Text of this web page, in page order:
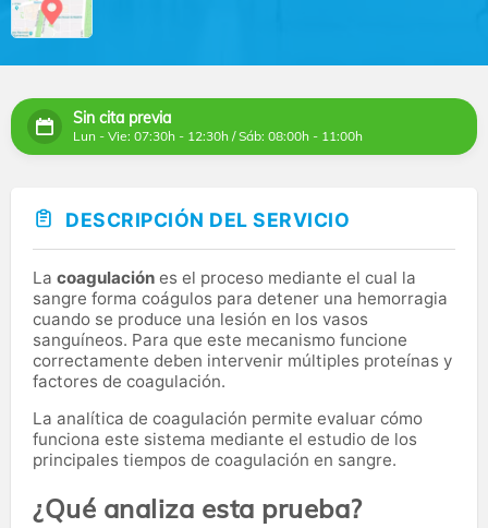
Sin cita previa
Lun - Vie: 07:30h - 12:30h / Sáb: 08:00h - 11:00h
DESCRIPCIÓN DEL SERVICIO
La coagulación es el proceso mediante el cual la
sangre forma coágulos para detener una hemorragia
cuando se produce una lesión en los vasos
sanguíneos. Para que este mecanismo funcione
correctamente deben intervenir múltiples proteínas y
factores de coagulación.
La analítica de coagulación permite evaluar cómo
funciona este sistema mediante el estudio de los
principales tiempos de coagulación en sangre.
¿Qué analiza esta prueba?